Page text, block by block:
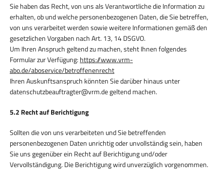
Sie haben das Recht, von uns als Verantwortliche die Information zu
erhalten, ob und welche personenbezogenen Daten, die Sie betreffen,
von uns verarbeitet werden sowie weitere Informationen gemäß den
gesetzlichen Vorgaben nach Art. 13, 14 DSGVO.
Um Ihren Anspruch geltend zu machen, steht Ihnen folgendes
Formular zur Verfügung: https://www.vrm-
abo.de/aboservice/betroffenenrecht
Ihren Auskunftsanspruch könnten Sie darüber hinaus unter
datenschutzbeauftragter@vrm.de geltend machen.
5.2 Recht auf Berichtigung
Sollten die von uns verarbeiteten und Sie betreffenden
personenbezogenen Daten unrichtig oder unvollständig sein, haben
Sie uns gegenüber ein Recht auf Berichtigung und/oder
Vervollständigung. Die Berichtigung wird unverzüglich vorgenommen.